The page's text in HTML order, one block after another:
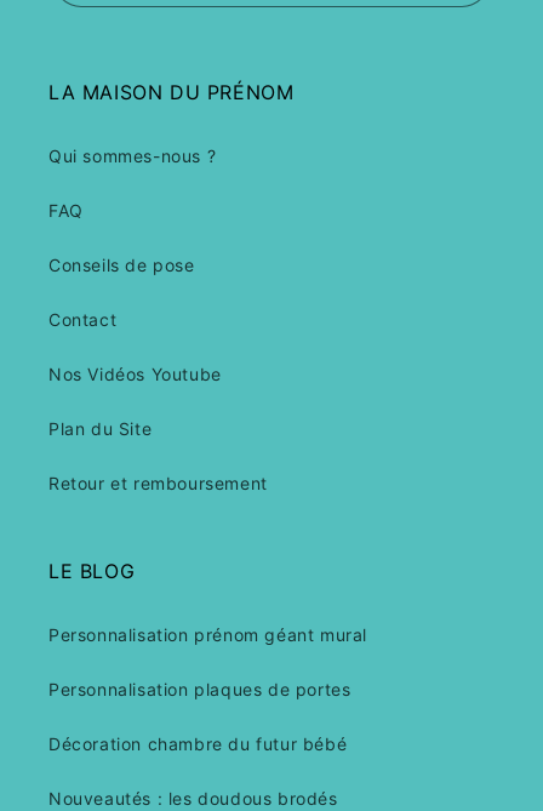
LA MAISON DU PRÉNOM
Qui sommes-nous ?
FAQ
Conseils de pose
Contact
Nos Vidéos Youtube
Plan du Site
Retour et remboursement
LE BLOG
Personnalisation prénom géant mural
Personnalisation plaques de portes
Décoration chambre du futur bébé
Nouveautés : les doudous brodés